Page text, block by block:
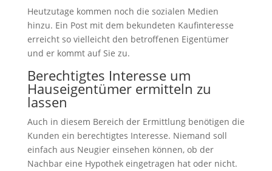
Heutzutage kommen noch die sozialen Medien
hinzu. Ein Post mit dem bekundeten Kaufinteresse
erreicht so vielleicht den betroffenen Eigentümer
und er kommt auf Sie zu.
Berechtigtes Interesse um
Hauseigentümer ermitteln zu
lassen
Auch in diesem Bereich der Ermittlung benötigen die
Kunden ein berechtigtes Interesse. Niemand soll
einfach aus Neugier einsehen können, ob der
Nachbar eine Hypothek eingetragen hat oder nicht.